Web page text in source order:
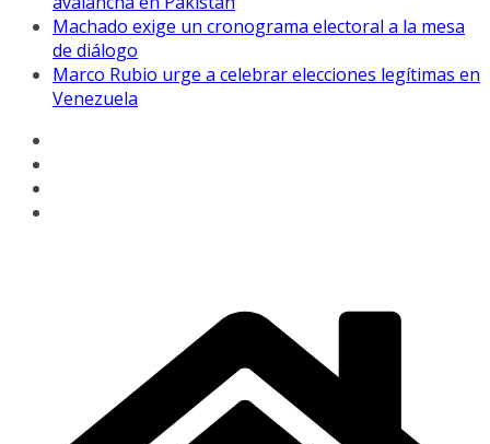
Machado exige un cronograma electoral a la mesa
de diálogo
Marco Rubio urge a celebrar elecciones legítimas en
Venezuela